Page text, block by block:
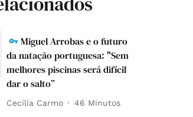
Miguel Arrobas e o futuro
da natação portuguesa: "Sem
melhores piscinas será difícil
dar o salto”
Cecília Carmo 46 Minutos